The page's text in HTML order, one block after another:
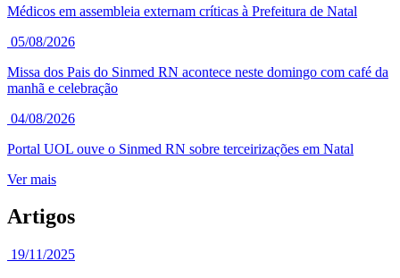
Médicos em assembleia externam críticas à Prefeitura de Natal
05/08/2026
Missa dos Pais do Sinmed RN acontece neste domingo com café da
manhã e celebração
04/08/2026
Portal UOL ouve o Sinmed RN sobre terceirizações em Natal
Ver mais
Artigos
19/11/2025